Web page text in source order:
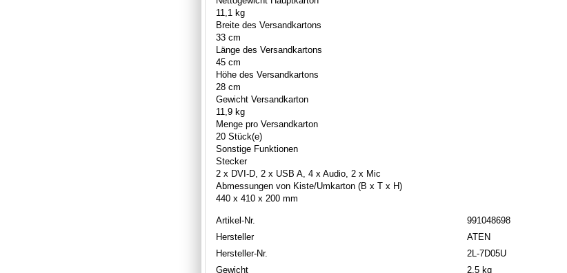
11,1 kg
Breite des Versandkartons
33 cm
Länge des Versandkartons
45 cm
Höhe des Versandkartons
28 cm
Gewicht Versandkarton
11,9 kg
Menge pro Versandkarton
20 Stück(e)
Sonstige Funktionen
Stecker
2 x DVI-D, 2 x USB A, 4 x Audio, 2 x Mic
Abmessungen von Kiste/Umkarton (B x T x H)
440 x 410 x 200 mm
Artikel-Nr.
991048698
Hersteller
ATEN
Hersteller-Nr.
2L-7D05U
Gewicht
2,5 kg